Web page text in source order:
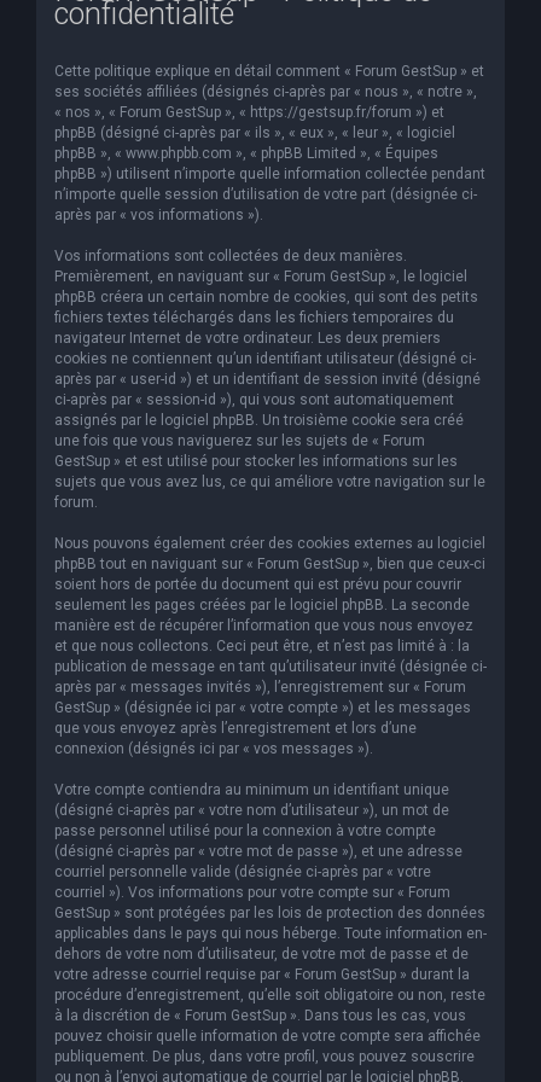
confidentialité
Cette politique explique en détail comment « Forum GestSup » et
ses sociétés affiliées (désignés ci-après par « nous », « notre »,
« nos », « Forum GestSup », « https://gestsup.fr/forum ») et
phpBB (désigné ci-après par « ils », « eux », « leur », « logiciel
phpBB », « www.phpbb.com », « phpBB Limited », « Équipes
phpBB ») utilisent n’importe quelle information collectée pendant
n’importe quelle session d’utilisation de votre part (désignée ci-
après par « vos informations »).
Vos informations sont collectées de deux manières.
Premièrement, en naviguant sur « Forum GestSup », le logiciel
phpBB créera un certain nombre de cookies, qui sont des petits
fichiers textes téléchargés dans les fichiers temporaires du
navigateur Internet de votre ordinateur. Les deux premiers
cookies ne contiennent qu’un identifiant utilisateur (désigné ci-
après par « user-id ») et un identifiant de session invité (désigné
ci-après par « session-id »), qui vous sont automatiquement
assignés par le logiciel phpBB. Un troisième cookie sera créé
une fois que vous naviguerez sur les sujets de « Forum
GestSup » et est utilisé pour stocker les informations sur les
sujets que vous avez lus, ce qui améliore votre navigation sur le
forum.
Nous pouvons également créer des cookies externes au logiciel
phpBB tout en naviguant sur « Forum GestSup », bien que ceux-ci
soient hors de portée du document qui est prévu pour couvrir
seulement les pages créées par le logiciel phpBB. La seconde
manière est de récupérer l’information que vous nous envoyez
et que nous collectons. Ceci peut être, et n’est pas limité à : la
publication de message en tant qu’utilisateur invité (désignée ci-
après par « messages invités »), l’enregistrement sur « Forum
GestSup » (désignée ici par « votre compte ») et les messages
que vous envoyez après l’enregistrement et lors d’une
connexion (désignés ici par « vos messages »).
Votre compte contiendra au minimum un identifiant unique
(désigné ci-après par « votre nom d’utilisateur »), un mot de
passe personnel utilisé pour la connexion à votre compte
(désigné ci-après par « votre mot de passe »), et une adresse
courriel personnelle valide (désignée ci-après par « votre
courriel »). Vos informations pour votre compte sur « Forum
GestSup » sont protégées par les lois de protection des données
applicables dans le pays qui nous héberge. Toute information en-
dehors de votre nom d’utilisateur, de votre mot de passe et de
votre adresse courriel requise par « Forum GestSup » durant la
procédure d’enregistrement, qu’elle soit obligatoire ou non, reste
à la discrétion de « Forum GestSup ». Dans tous les cas, vous
pouvez choisir quelle information de votre compte sera affichée
publiquement. De plus, dans votre profil, vous pouvez souscrire
ou non à l’envoi automatique de courriel par le logiciel phpBB.